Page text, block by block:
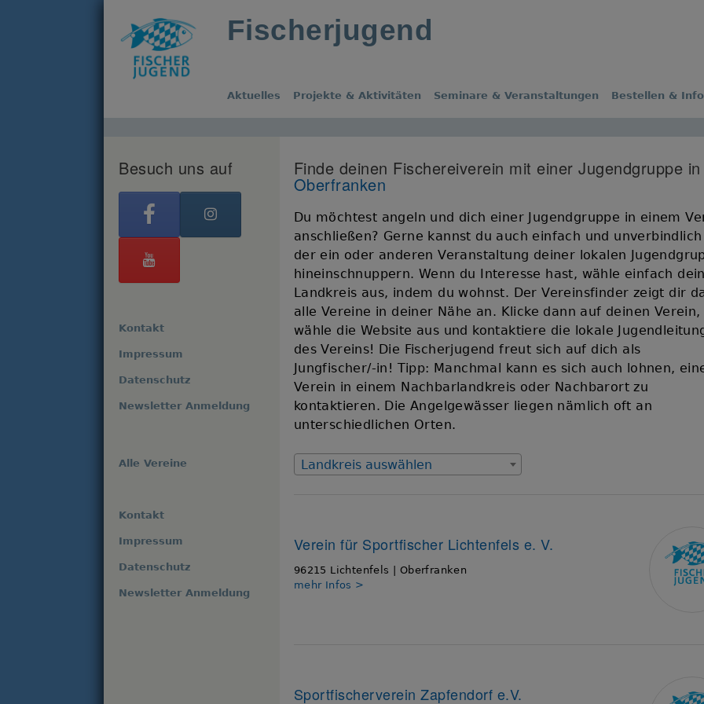
Fischerjugend
Aktuelles Projekte & Aktivitäten Seminare & Veranstaltungen Bestellen &
Finde deinen Fischereiverein mit einer Jugendgruppe in
Oberfranken
Du möchtest angeln und dich einer Jugendgruppe in einem
anschließen? Gerne kannst du auch einfach und
der ein oder anderen Veranstaltung deiner lokalen
hineinschnuppern. Wenn du Interesse hast, wähle einfach
Landkreis aus, indem du wohnst. Der Vereinsfinder zeigt dir
alle Vereine in deiner Nähe an. Klicke dann auf deinen Verein,
wähle die Website aus und kontaktiere die lokale
des Vereins! Die Fischerjugend freut sich auf dich als
Jungfischer/-in! Tipp: Manchmal kann es sich auch lohnen,
Verein in einem Nachbarlandkreis oder Nachbarort zu
kontaktieren. Die Angelgewässer liegen nämlich oft an
unterschiedlichen Orten.
Landkreis auswählen
Verein für Sportfischer Lichtenfels e. V.
96215 Lichtenfels | Oberfranken
mehr Infos >
Sportfischerverein Zapfendorf e.V.
Besuch uns auf
Kontakt
Impressum
Datenschutz
Newsletter Anmeldung
Alle Vereine
Kontakt
Impressum
Datenschutz
Newsletter Anmeldung